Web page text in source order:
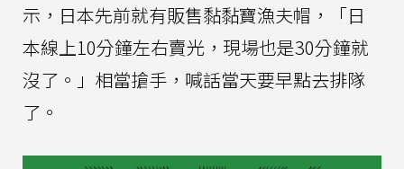
示，日本先前就有販售黏黏寶漁夫帽，「日
本線上10分鐘左右賣光，現場也是30分鐘就
沒了。」相當搶手，喊話當天要早點去排隊
了。